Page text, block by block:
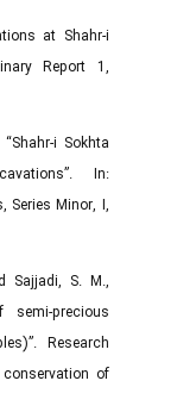
at Shahr-i
Report 1,
i Sokhta
In:
Series Minor, I,
Sajjadi, S. M.,
semi-precious
Research
of